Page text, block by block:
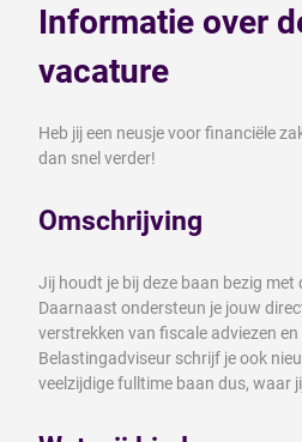
Informatie over
vacature
Heb jij een neusje voor financiële
dan snel verder!
Omschrijving
Jij houdt je bij deze baan bezig
Daarnaast ondersteun je jouw
verstrekken van fiscale adviezen
Belastingadviseur schrijf je ook
veelzijdige fulltime baan dus, waar